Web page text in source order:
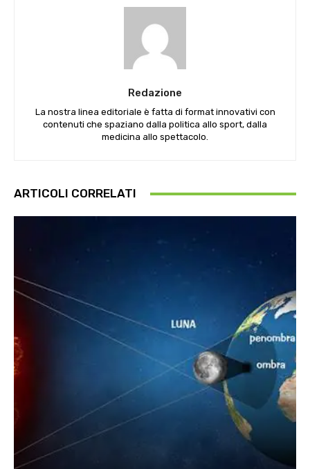
Redazione
La nostra linea editoriale è fatta di format innovativi con
contenuti che spaziano dalla politica allo sport, dalla
medicina allo spettacolo.
ARTICOLI CORRELATI